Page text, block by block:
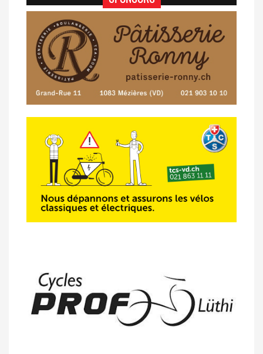
07/05 - Classement Route -
Blonay-Les
Pléiades (GdR #3)
23/04 - Classement Route -4e Pringy -
Moléson (TdC #3)
14/04 -Photos -Les photos du 5e GP
de Semsales
14/04 - Classement Route -
5e GP de
Semsales (TdC #2)